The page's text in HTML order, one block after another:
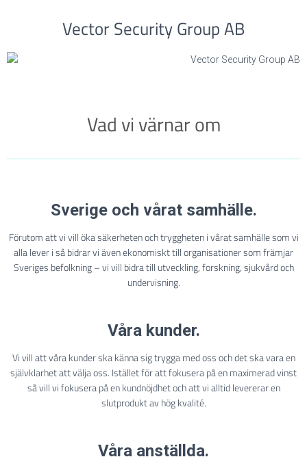
Vector Security Group AB
Vad vi värnar om
Sverige och vårat samhälle.
Förutom att vi vill öka säkerheten och tryggheten i vårat samhälle som vi
alla lever i så bidrar vi även ekonomiskt till organisationer som främjar
Sveriges befolkning – vi vill bidra till utveckling, forskning, sjukvård och
undervisning.
Våra kunder.
Vi vill att våra kunder ska känna sig trygga med oss och det ska vara en
självklarhet att välja oss. Istället för att fokusera på en maximerad vinst
så vill vi fokusera på en kundnöjdhet och att vi alltid levererar en
slutprodukt av hög kvalité.
Våra anställda.